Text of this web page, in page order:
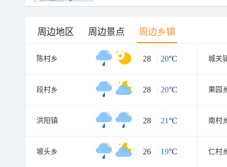
周边地区 周边景点 周边乡镇
陈村乡 28 / 20°C 城关
段村乡 28 / 20°C 果园
洪阳镇 28 / 21°C 南村
坡头乡 26 / 19°C 仁村